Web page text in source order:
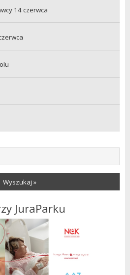
14 czerwca
Wyszukaj »
JuraParku